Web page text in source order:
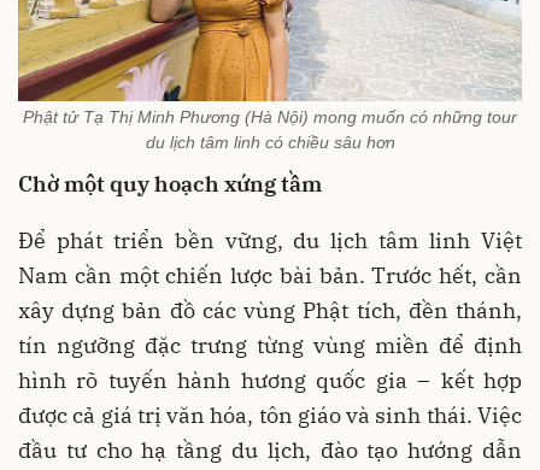
Phật tử Tạ Thị Minh Phương (Hà Nội) mong muốn có những tour
du lịch tâm linh có chiều sâu hơn
Chờ một quy hoạch xứng tầm
Để phát triển bền vững, du lịch tâm linh Việt
Nam cần một chiến lược bài bản. Trước hết, cần
xây dựng bản đồ các vùng Phật tích, đền thánh,
tín ngưỡng đặc trưng từng vùng miền để định
hình rõ tuyến hành hương quốc gia – kết hợp
được cả giá trị văn hóa, tôn giáo và sinh thái. Việc
đầu tư cho hạ tầng du lịch, đào tạo hướng dẫn